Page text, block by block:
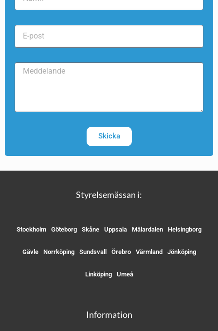
Skicka
Styrelsemässan i:
Stockholm Göteborg Skåne Uppsala Mälardalen Helsingborg
Gävle Norrköping Sundsvall Örebro Värmland Jönköping
Linköping Umeå
Information